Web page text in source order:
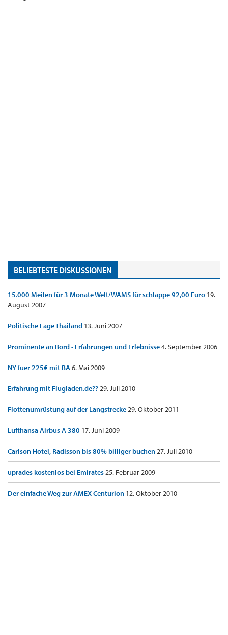
BELIEBTESTE DISKUSSIONEN
15.000 Meilen für 3 Monate Welt/WAMS für schlappe 92,00 Euro 19.
August 2007
Politische Lage Thailand 13. Juni 2007
Prominente an Bord - Erfahrungen und Erlebnisse4. September 2006
NY fuer 225€ mit BA6. Mai 2009
Erfahrung mit Flugladen.de??29. Juli 2010
Flottenumrüstung auf der Langstrecke29. Oktober 2011
Lufthansa Airbus A 380 17. Juni 2009
Carlson Hotel, Radisson bis 80% billiger buchen27. Juli 2010
uprades kostenlos bei Emirates25. Februar 2009
Der einfache Weg zur AMEX Centurion 12. Oktober 2010